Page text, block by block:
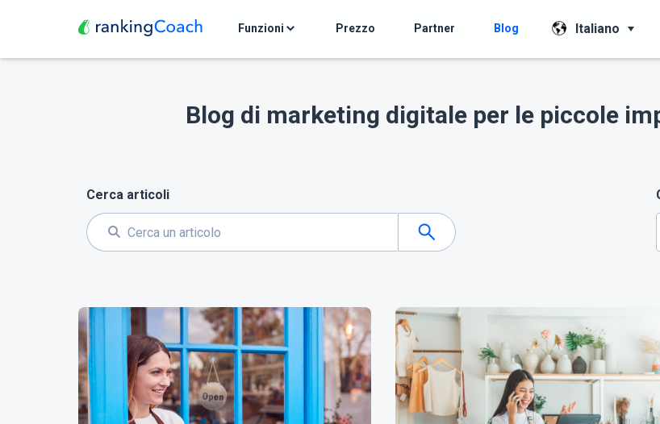
Funzioni Prezzo Partner Blog Italiano
Blog di marketing digitale per le piccole
Cerca articoli